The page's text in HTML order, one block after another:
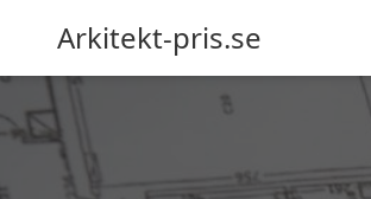
Arkitekt-pris.se